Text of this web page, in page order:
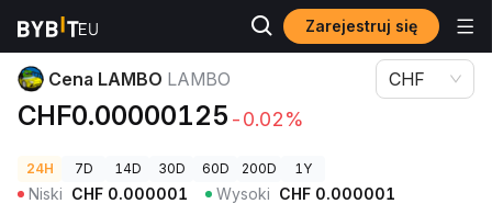
Zarejestruj się
Ceny kryptowalut Cena LAMBO LAMBO
Cena LAMBO LAMBO
CHF0.00000125 -0.02%
CHF
24H 7D 14D 30D 60D 200D 1Y
Niski CHF 0.000001 Wysoki CHF 0.000001